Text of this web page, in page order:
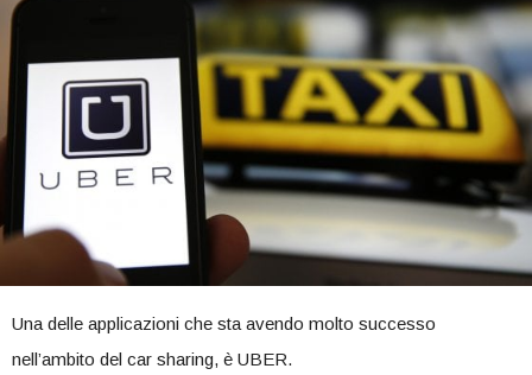
Una delle applicazioni che sta avendo molto successo
nell’ambito del car sharing, è UBER.